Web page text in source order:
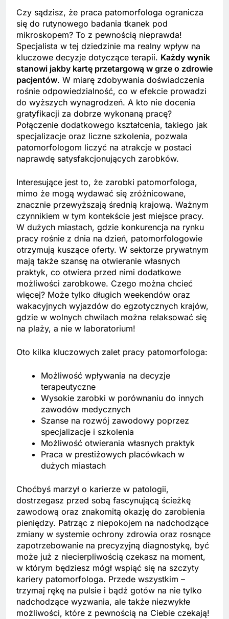
Czy sądzisz, że praca patomorfologa ogranicza
się do rutynowego badania tkanek pod
mikroskopem? To z pewnością nieprawda!
Specjalista w tej dziedzinie ma realny wpływ na
kluczowe decyzje dotyczące terapii. Każdy wynik
stanowi jakby kartę przetargową w grze o zdrowie
pacjentów. W miarę zdobywania doświadczenia
rośnie odpowiedzialność, co w efekcie prowadzi
do wyższych wynagrodzeń. A kto nie docenia
gratyfikacji za dobrze wykonaną pracę?
Połączenie dodatkowego kształcenia, takiego jak
specjalizacje oraz liczne szkolenia, pozwala
patomorfologom liczyć na atrakcje w postaci
naprawdę satysfakcjonujących zarobków.
Interesujące jest to, że zarobki patomorfologa,
mimo że mogą wydawać się zróżnicowane,
znacznie przewyższają średnią krajową. Ważnym
czynnikiem w tym kontekście jest miejsce pracy.
W dużych miastach, gdzie konkurencja na rynku
pracy rośnie z dnia na dzień, patomorfologowie
otrzymują kuszące oferty. W sektorze prywatnym
mają także szansę na otwieranie własnych
praktyk, co otwiera przed nimi dodatkowe
możliwości zarobkowe. Czego można chcieć
więcej? Może tylko długich weekendów oraz
wakacyjnych wyjazdów do egzotycznych krajów,
gdzie w wolnych chwilach można relaksować się
na plaży, a nie w laboratorium!
Oto kilka kluczowych zalet pracy patomorfologa:
Możliwość wpływania na decyzje
terapeutyczne
Wysokie zarobki w porównaniu do innych
zawodów medycznych
Szanse na rozwój zawodowy poprzez
specjalizacje i szkolenia
Możliwość otwierania własnych praktyk
Praca w prestiżowych placówkach w
dużych miastach
Choćbyś marzył o karierze w patologii,
dostrzegasz przed sobą fascynującą ścieżkę
zawodową oraz znakomitą okazję do zarobienia
pieniędzy. Patrząc z niepokojem na nadchodzące
zmiany w systemie ochrony zdrowia oraz rosnące
zapotrzebowanie na precyzyjną diagnostykę, być
może już z niecierpliwością czekasz na moment,
w którym będziesz mógł wspiąć się na szczyty
kariery patomorfologa. Przede wszystkim –
trzymaj rękę na pulsie i bądź gotów na nie tylko
nadchodzące wyzwania, ale także niezwykłe
możliwości, które z pewnością na Ciebie czekają!